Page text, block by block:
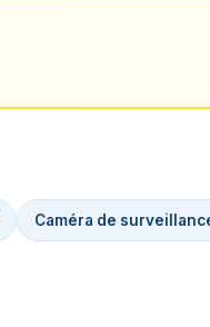
Caméra de